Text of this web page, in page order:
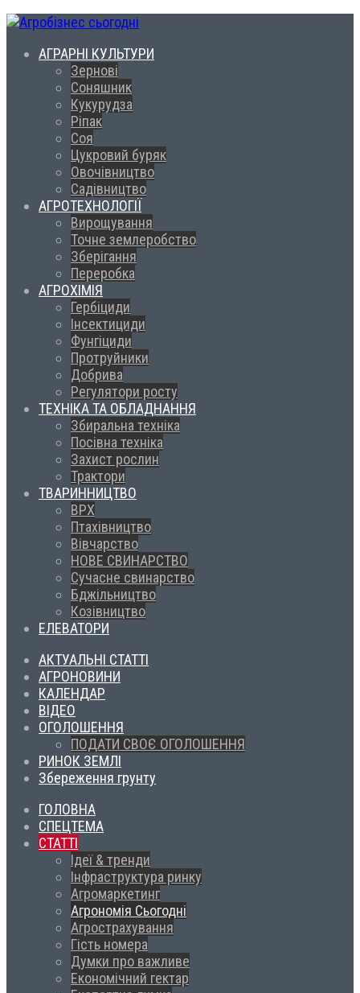
АГРАРНІ КУЛЬТУРИ
Зернові
Соняшник
Кукурудза
Ріпак
Соя
Цукровий буряк
Овочівництво
Садівництво
АГРОТЕХНОЛОГІЇ
Вирощування
Точне землеробство
Зберігання
Переробка
АГРОХІМІЯ
Гербіциди
Інсектициди
Фунгіциди
Протруйники
Добрива
Регулятори росту
ТЕХНІКА ТА ОБЛАДНАННЯ
Збиральна техніка
Посівна техніка
Захист рослин
Трактори
ТВАРИННИЦТВО
ВРХ
Птахівництво
Вівчарство
НОВЕ СВИНАРСТВО
Сучасне свинарство
Бджільництво
Козівництво
ЕЛЕВАТОРИ
АКТУАЛЬНІ СТАТТІ
АГРОНОВИНИ
КАЛЕНДАР
ВІДЕО
ОГОЛОШЕННЯ
ПОДАТИ СВОЄ ОГОЛОШЕННЯ
РИНОК ЗЕМЛІ
Збереження грунту
ГОЛОВНА
СПЕЦТЕМА
СТАТТІ
Ідеї & тренди
Інфраструктура ринку
Агромаркетинг
Агрономія Сьогодні
Агрострахування
Гість номера
Думки про важливе
Економічний гектар